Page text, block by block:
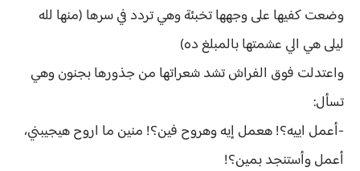
وضعت كفيها على وجهها تخبئة وهي تردد في سرها (منها لله
ليلى هي الي عشمتها بالمبلغ ده)
واعتدلت فوق الفراش تشد شعراتها من جذورها بجنون وهي
تسأل:
-أعمل اييه؟! هعمل إيه وهروح فين؟! منين ما اروح هيجيبني،
أعمل وأستنجد بمين؟!